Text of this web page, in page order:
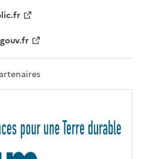
F
A
T
R
T
É